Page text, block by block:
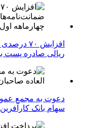
ریالی صادره پست
دعوت به مجمع
سهام بانک کارآفرین